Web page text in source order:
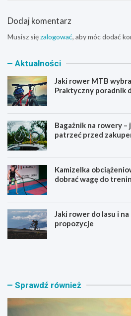
Dodaj komentarz
Musisz sięzalogować, aby móc dodać
Aktualności
Jaki rower MTB
Praktyczny poradnik
Bagażnik na rowery –
patrzeć przed
Kamizelka
dobrać wagę do
Jaki rower do lasu i
propozycje
J
o
e
B
n
k
Sprawdź również